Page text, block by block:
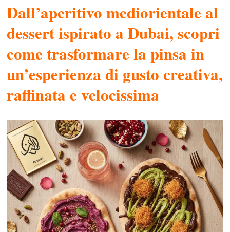
Dall’aperitivo mediorientale al
dessert ispirato a Dubai, scopri
come trasformare la pinsa in
un’esperienza di gusto creativa,
raffinata e velocissima